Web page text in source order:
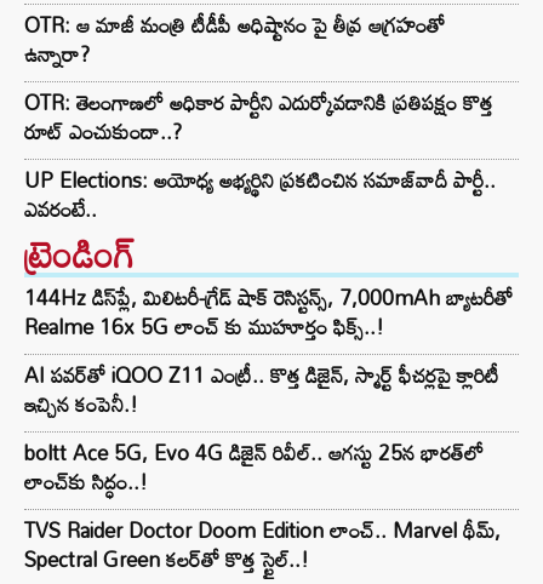
OTR: ఆ మాజీ మంత్రి టీడీపీ అధిష్టానం పై తీవ్ర ఆగ్రహంతో
ఉన్నారా?
OTR: తెలంగాణలో అధికార పార్టీని ఎదుర్కోవడానికి ప్రతిపక్షం కొత్త
రూట్‌ ఎంచుకుందా..?
UP Elections: అయోధ్య అభ్యర్థిని ప్రకటించిన సమాజ్‌వాదీ పార్టీ..
ఎవరంటే..
ట్రెండింగ్‌
144Hz డిస్‌ప్లే, మిలిటరీ-గ్రేడ్ షాక్ రెసిస్టన్స్, 7,000mAh బ్యాటరీతో
Realme 16x 5G లాంచ్ కు ముహూర్తం ఫిక్స్..!
AI పవర్‌తో iQOO Z11 ఎంట్రీ.. కొత్త డిజైన్, స్మార్ట్ ఫీచర్లపై క్లారిటీ
ఇచ్చిన కంపెనీ.!
boltt Ace 5G, Evo 4G డిజైన్ రివీల్.. ఆగస్టు 25న భారత్‌లో
లాంచ్‌కు సిద్ధం..!
TVS Raider Doctor Doom Edition లాంచ్.. Marvel థీమ్,
Spectral Green కలర్‌తో కొత్త స్టైల్..!